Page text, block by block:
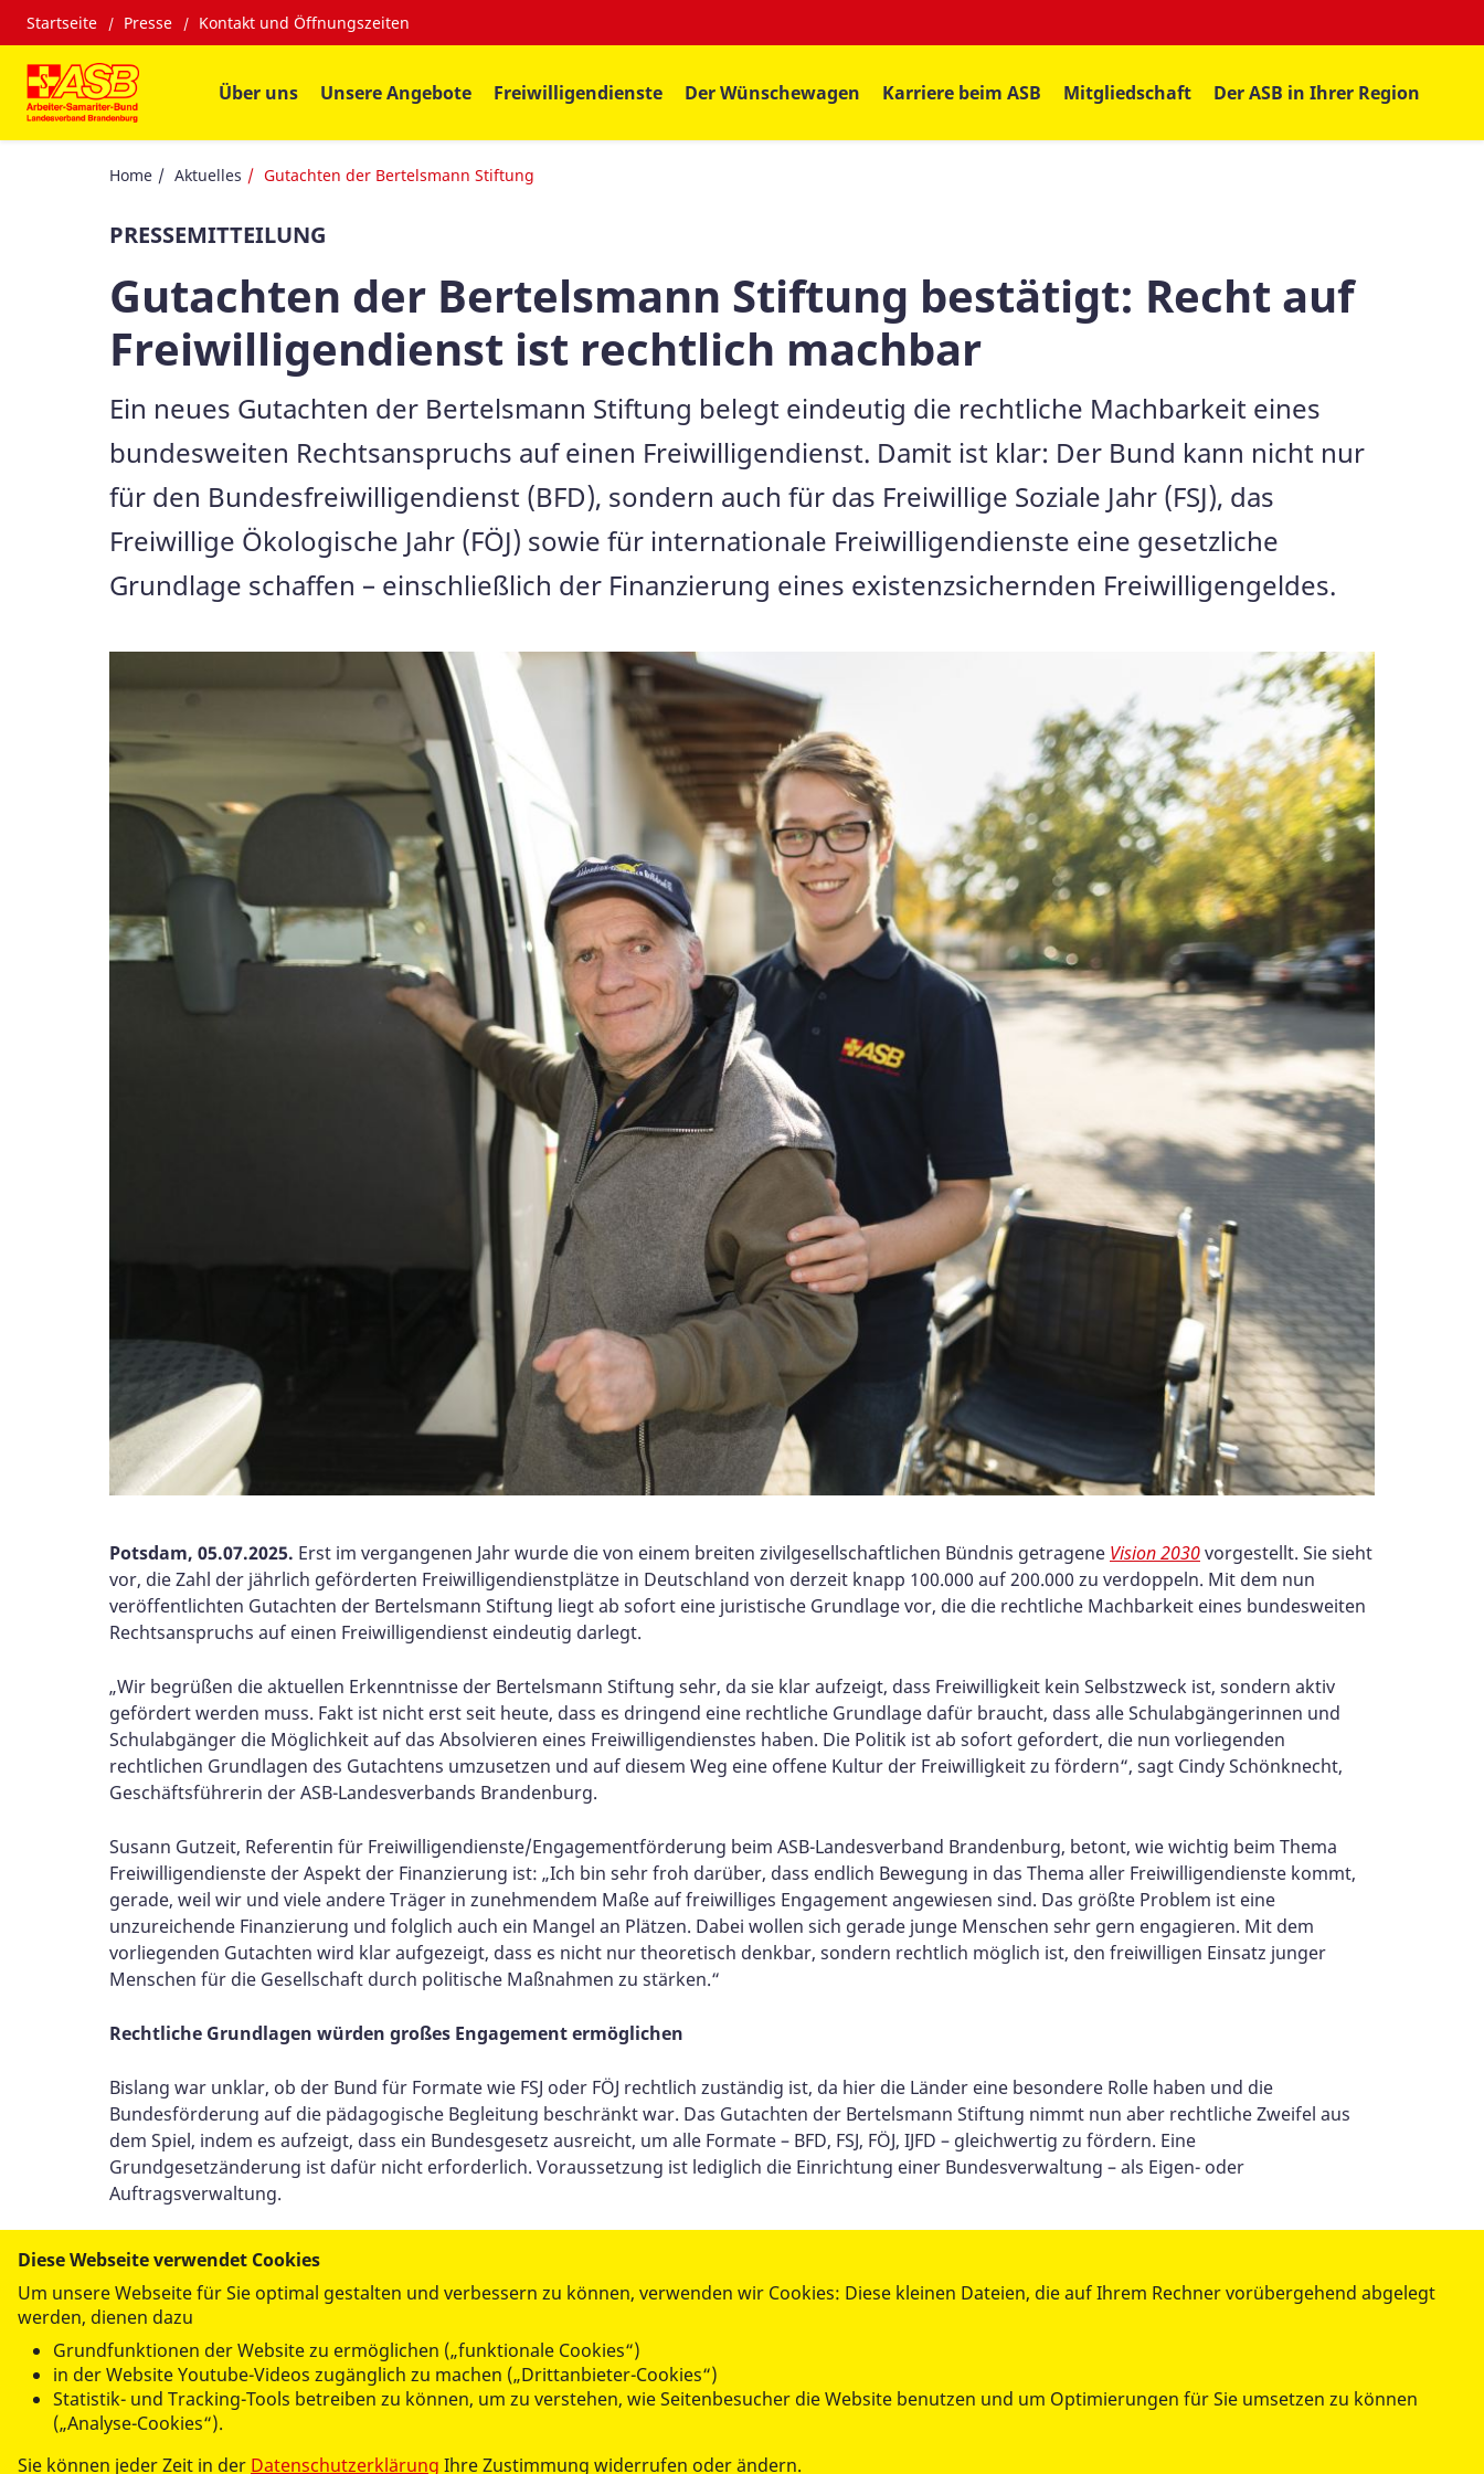
Startseite Presse Kontakt und Öffnungszeiten
Über uns Unsere Angebote Freiwilligendienste Der Wünschewagen Karriere beim ASB Mitgliedschaft Der ASB in Ihrer Region
Home Aktuelles Gutachten der Bertelsmann Stiftung
PRESSEMITTEILUNG
Gutachten der Bertelsmann Stiftung bestätigt: Recht auf
Freiwilligendienst ist rechtlich machbar
Ein neues Gutachten der Bertelsmann Stiftung belegt eindeutig die rechtliche Machbarkeit eines
bundesweiten Rechtsanspruchs auf einen Freiwilligendienst. Damit ist klar: Der Bund kann nicht nur
für den Bundesfreiwilligendienst (BFD), sondern auch für das Freiwillige Soziale Jahr (FSJ), das
Freiwillige Ökologische Jahr (FÖJ) sowie für internationale Freiwilligendienste eine gesetzliche
Grundlage schaffen – einschließlich der Finanzierung eines existenzsichernden Freiwilligengeldes.
Potsdam, 05.07.2025. Erst im vergangenen Jahr wurde die von einem breiten zivilgesellschaftlichen Bündnis getragene Vision 2030vorgestellt. Sie sieht
vor, die Zahl der jährlich geförderten Freiwilligendienstplätze in Deutschland von derzeit knapp 100.000 auf 200.000 zu verdoppeln. Mit dem nun
veröffentlichten Gutachten der Bertelsmann Stiftung liegt ab sofort eine juristische Grundlage vor, die die rechtliche Machbarkeit eines bundesweiten
Rechtsanspruchs auf einen Freiwilligendienst eindeutig darlegt.
„Wir begrüßen die aktuellen Erkenntnisse der Bertelsmann Stiftung sehr, da sie klar aufzeigt, dass Freiwilligkeit kein Selbstzweck ist, sondern aktiv
gefördert werden muss. Fakt ist nicht erst seit heute, dass es dringend eine rechtliche Grundlage dafür braucht, dass alle Schulabgängerinnen und
Schulabgänger die Möglichkeit auf das Absolvieren eines Freiwilligendienstes haben. Die Politik ist ab sofort gefordert, die nun vorliegenden
rechtlichen Grundlagen des Gutachtens umzusetzen und auf diesem Weg eine offene Kultur der Freiwilligkeit zu fördern“, sagt Cindy Schönknecht,
Geschäftsführerin der ASB-Landesverbands Brandenburg.
Susann Gutzeit, Referentin für Freiwilligendienste/Engagementförderung beim ASB-Landesverband Brandenburg, betont, wie wichtig beim Thema
Freiwilligendienste der Aspekt der Finanzierung ist: „Ich bin sehr froh darüber, dass endlich Bewegung in das Thema aller Freiwilligendienste kommt,
gerade, weil wir und viele andere Träger in zunehmendem Maße auf freiwilliges Engagement angewiesen sind. Das größte Problem ist eine
unzureichende Finanzierung und folglich auch ein Mangel an Plätzen. Dabei wollen sich gerade junge Menschen sehr gern engagieren. Mit dem
vorliegenden Gutachten wird klar aufgezeigt, dass es nicht nur theoretisch denkbar, sondern rechtlich möglich ist, den freiwilligen Einsatz junger
Menschen für die Gesellschaft durch politische Maßnahmen zu stärken.“
Rechtliche Grundlagen würden großes Engagement ermöglichen
Bislang war unklar, ob der Bund für Formate wie FSJ oder FÖJ rechtlich zuständig ist, da hier die Länder eine besondere Rolle haben und die
Bundesförderung auf die pädagogische Begleitung beschränkt war. Das Gutachten der Bertelsmann Stiftung nimmt nun aber rechtliche Zweifel aus
dem Spiel, indem es aufzeigt, dass ein Bundesgesetz ausreicht, um alle Formate – BFD, FSJ, FÖJ, IJFD – gleichwertig zu fördern. Eine
Grundgesetzänderung ist dafür nicht erforderlich. Voraussetzung ist lediglich die Einrichtung einer Bundesverwaltung – als Eigen- oder
Auftragsverwaltung.
Zugleich bleibt die föderale Struktur erhalten: Länder können weiterhin eigene Programme auflegen, und die bewährte zivilgesellschaftliche
Verankerung der Dienste bleibt unangetastet. Mit der neuen Bundesregierung und einer neuen Ministerin im erweiterten Familien- und
Bildungsministerium bietet sich jetzt die Chance, Freiwilligendienste strukturell in der Bildungslandschaft zu verankern – rechtlich abgesichert,
finanziell unterlegt und für alle zugänglich. Der rechtliche Weg ist bereitet – es braucht nur einen entsprechenden politischen Willen.
Per E-Mail
versenden
Diese Webseite verwendet Cookies
Um unsere Webseite für Sie optimal gestalten und verbessern zu können, verwenden wir Cookies: Diese kleinen Dateien, die auf Ihrem Rechner vorübergehend abgelegt
werden, dienen dazu
Grundfunktionen der Website zu ermöglichen („funktionale Cookies“)
in der Website Youtube-Videos zugänglich zu machen („Drittanbieter-Cookies“)
Statistik- und Tracking-Tools betreiben zu können, um zu verstehen, wie Seitenbesucher die Website benutzen und um Optimierungen für Sie umsetzen zu können
(„Analyse-Cookies“).
Sie können jeder Zeit in der Datenschutzerklärung Ihre Zustimmung widerrufen oder ändern.